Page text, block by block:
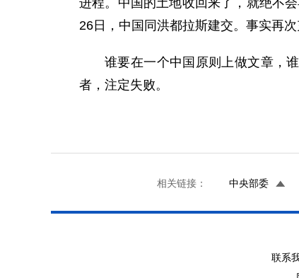
进程。中国的土地收回来了，就绝不
26日，中国同洪都拉斯建交。事实再
谁要在一个中国原则上做文章，
者，注定失败。
相关链接： 中央部委
联系